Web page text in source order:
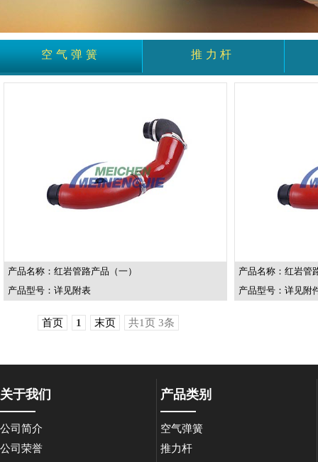
空气弹簧 推力杆
产品名称：红岩管路产品（一）
产品型号：详见附表
产品名称：红岩管
产品型号：详见附
首页 1 末页 共1页 3条
关于我们
公司简介
公司荣誉
产品类别
空气弹簧
推力杆